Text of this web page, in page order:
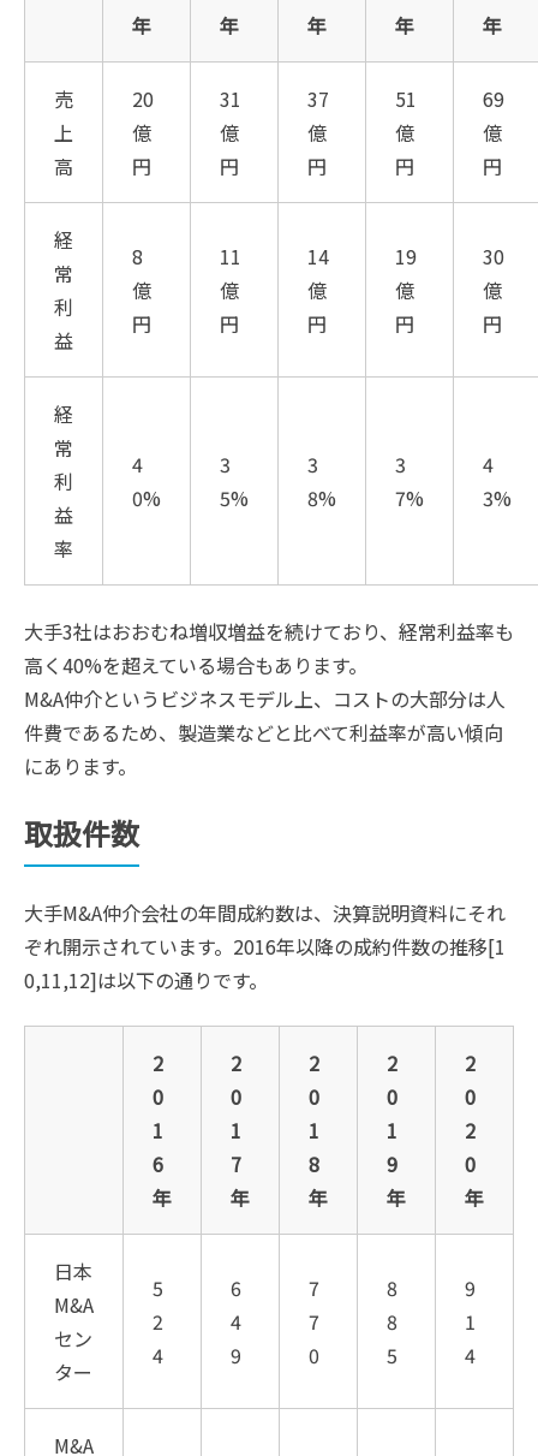
年
年
年
年
年
売
上
高
20
億
円
31
億
円
37
億
円
51
億
円
69
億
円
経
常
利
益
8
億
円
11
億
円
14
億
円
19
億
円
30
億
円
経
常
利
益
率
4
0%
3
5%
3
8%
3
7%
4
3%
大手3社はおおむね増収増益を続けており、経常利益率も
高く40%を超えている場合もあります。
M&A仲介というビジネスモデル上、コストの大部分は人
件費であるため、製造業などと比べて利益率が高い傾向
にあります。
取扱件数
大手M&A仲介会社の年間成約数は、決算説明資料にそれ
ぞれ開示されています。2016年以降の成約件数の推移[1
0,11,12]は以下の通りです。
2
0
1
6
年
2
0
1
7
年
2
0
1
8
年
2
0
1
9
年
2
0
2
0
年
日本
M&A
セン
ター
5
2
4
6
4
9
7
7
0
8
8
5
9
1
4
M&A